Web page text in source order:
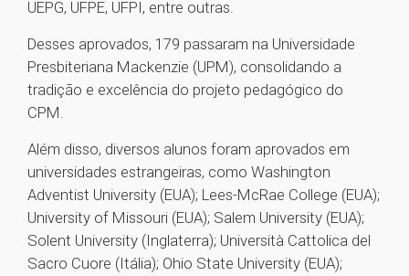
UEPG, UFPE, UFPI, entre outras.
Desses aprovados, 179 passaram na Universidade
Presbiteriana Mackenzie (UPM), consolidando a
tradição e excelência do projeto pedagógico do
CPM.
Além disso, diversos alunos foram aprovados em
universidades estrangeiras, como Washington
Adventist University (EUA); Lees-McRae College (EUA);
University of Missouri (EUA); Salem University (EUA);
Solent University (Inglaterra); Università Cattolica del
Sacro Cuore (Itália); Ohio State University (EUA);